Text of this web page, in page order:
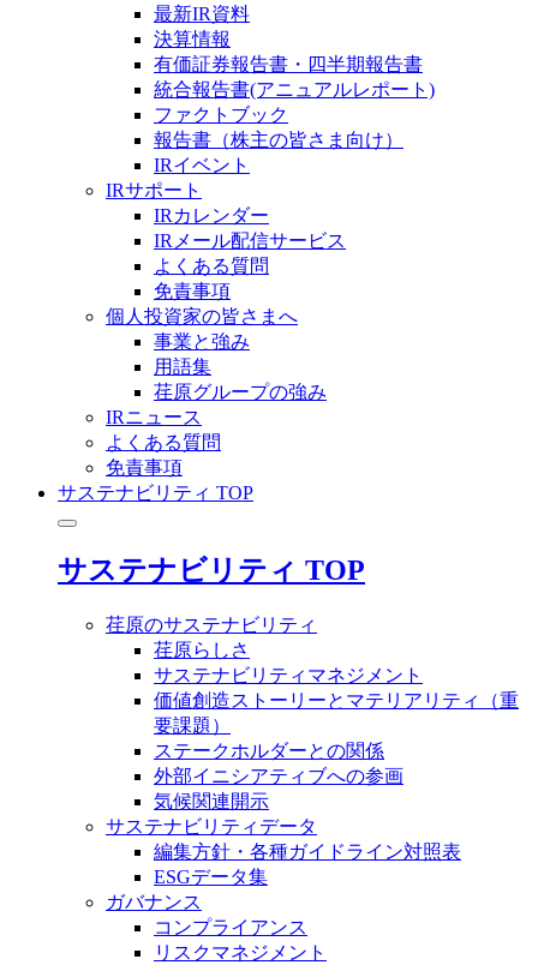
最新IR資料
決算情報
有価証券報告書・四半期報告書
統合報告書(アニュアルレポート)
ファクトブック
報告書（株主の皆さま向け）
IRイベント
IRサポート
IRカレンダー
IRメール配信サービス
よくある質問
免責事項
個人投資家の皆さまへ
事業と強み
用語集
荏原グループの強み
IRニュース
よくある質問
免責事項
サステナビリティ TOP
サステナビリティ TOP
荏原のサステナビリティ
荏原らしさ
サステナビリティマネジメント
価値創造ストーリーとマテリアリティ（重
要課題）
ステークホルダーとの関係
外部イニシアティブへの参画
気候関連開示
サステナビリティデータ
編集方針・各種ガイドライン対照表
ESGデータ集
ガバナンス
コンプライアンス
リスクマネジメント